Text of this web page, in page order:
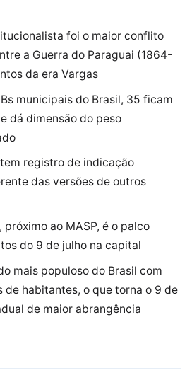
foi o maior conflito
a Guerra do Paraguai (1864-
da era Vargas
municipais do Brasil, 35 ficam
dá dimensão do peso
registro de indicação
das versões de outros
ao MASP, é o palco
do 9 de julho na capital
mais populoso do Brasil com
de habitantes, o que torna o 9 de
de maior abrangência